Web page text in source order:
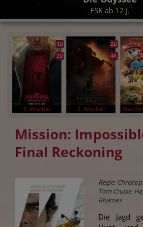
FSK ab 12 J.
3D
2D
2. Woche!
2D
4K
2. Woche!
Mission:
Final Reckoning
Regie:
Tom Cruise,
Rhames
Die Jagd